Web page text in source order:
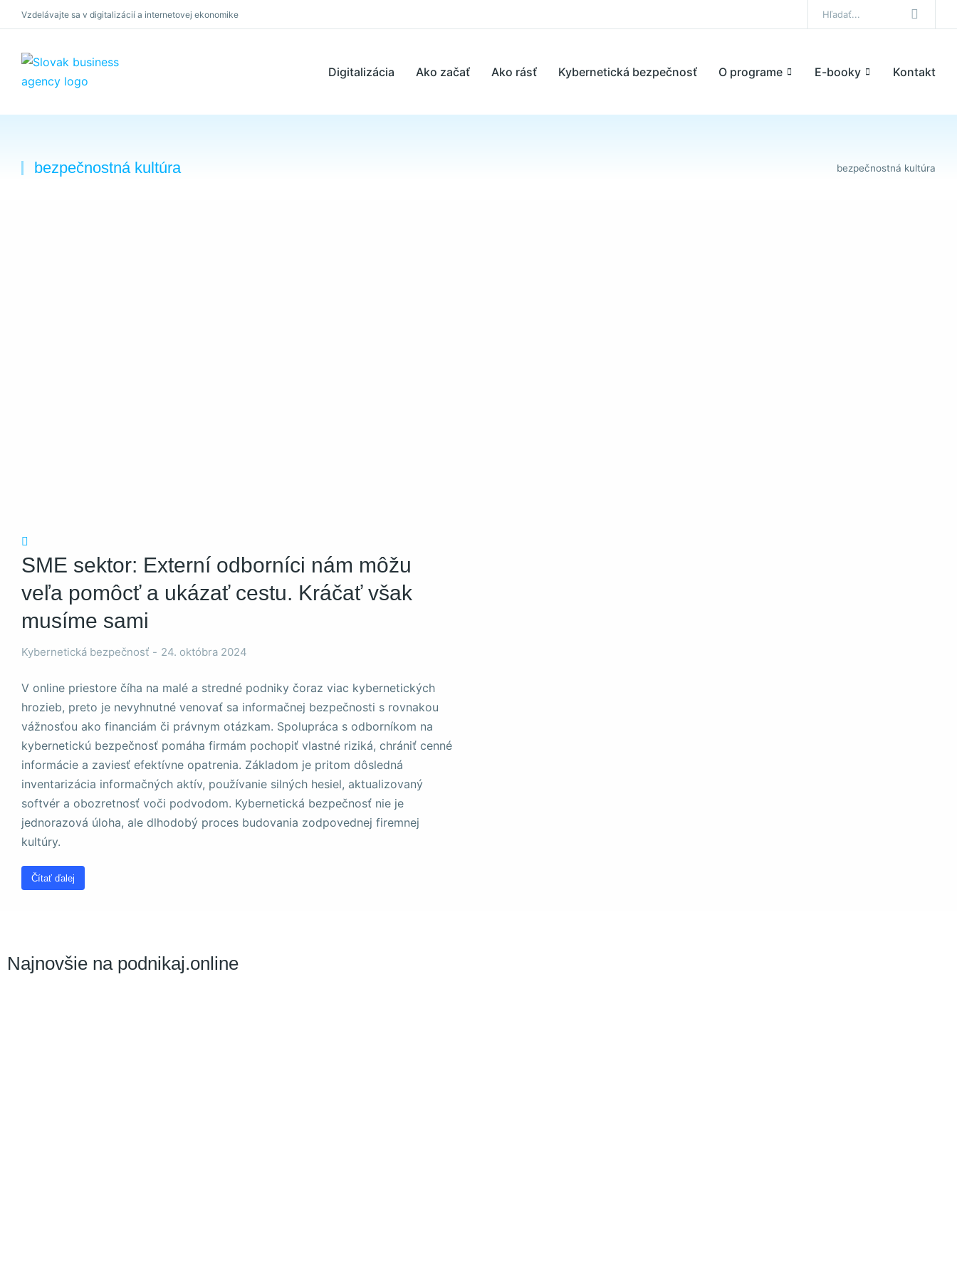
Vzdelávajte sa v digitalizácií a internetovej ekonomike
Digitalizácia Ako začať Ako rásť Kybernetická bezpečnosť O programe E-booky Kontakt
bezpečnostná kultúra bezpečnostná kultúra
SME sektor: Externí odborníci nám môžu
veľa pomôcť a ukázať cestu. Kráčať však
musíme sami
Kybernetická bezpečnosť 24. októbra 2024
V online priestore číha na malé a stredné podniky čoraz viac kybernetických
hrozieb, preto je nevyhnutné venovať sa informačnej bezpečnosti s rovnakou
vážnosťou ako financiám či právnym otázkam. Spolupráca s odborníkom na
kybernetickú bezpečnosť pomáha firmám pochopiť vlastné riziká, chrániť cenné
informácie a zaviesť efektívne opatrenia. Základom je pritom dôsledná
inventarizácia informačných aktív, používanie silných hesiel, aktualizovaný
softvér a obozretnosť voči podvodom. Kybernetická bezpečnosť nie je
jednorazová úloha, ale dlhodobý proces budovania zodpovednej firemnej
kultúry.
Čítať ďalej
Najnovšie na podnikaj.online
Štatistiky
Aby sme
mohli
funkčnosť
webovej
základe
používania
webovej
stránky.
Používateľská
spokojnosť
Aby naša
vašej návštevy
najlepšie. Ak
tieto súbory
stránky zmiznú.